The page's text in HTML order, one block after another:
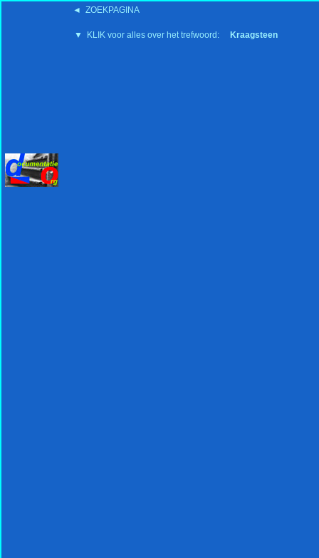
◄ ZOEKPAGINA
▼ KLIK voor alles over het trefwoord: Kraagsteen
'15:19 19-2-2008